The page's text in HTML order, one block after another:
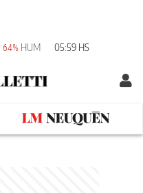
64% HUM 05:59 HS